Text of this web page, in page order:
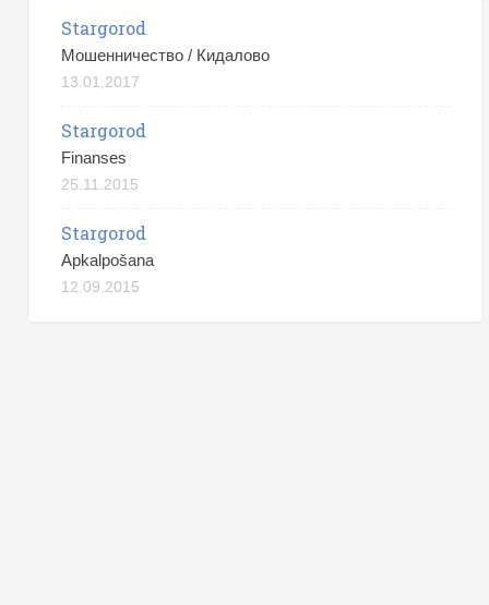
Stargorod
Мошенничество / Кидалово
13.01.2017
Stargorod
Finanses
25.11.2015
Stargorod
Apkalpošana
12.09.2015